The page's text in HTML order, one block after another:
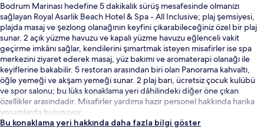
Bodrum Marinası hedefine 5 dakikalık sürüş mesafesinde olmanızı
sağlayan Royal Asarlik Beach Hotel & Spa - All Inclusive; plaj şemsiyesi,
plajda masaj ve şezlong olanağının keyfini çıkarabileceğiniz özel bir plaj
sunar. 2 açık yüzme havuzu ve kapalı yüzme havuzu eğlenceli vakit
geçirme imkânı sağlar, kendilerini şımartmak isteyen misafirler ise spa
merkezini ziyaret ederek masaj, yüz bakımı ve aromaterapi olanağı ile
keyiflerine bakabilir. 5 restoran arasından biri olan Panorama kahvaltı,
öğle yemeği ve akşam yemeği sunar. 2 plaj barı, ücretsiz çocuk kulübü
ve spor salonu; bu lüks konaklama yeri dâhilindeki diğer öne çıkan
özellikler arasındadır. Misafirler yardıma hazır personel hakkında harika
yorumlarda bulunuyor.
Bu konaklama yeri hakkında daha fazla bilgi göster